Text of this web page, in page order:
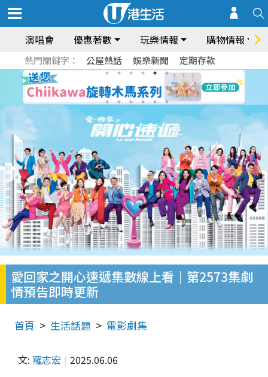
演唱會 優惠著數 玩樂情報 購物情報
熱門關鍵字： 公屋熱話 娛樂新聞 定期存款
愛回家之開心速遞集數線上看｜第2573集劇
情預告即時更新
首頁 生活話題 電影劇集
文: 羅志宏 2025.06.06